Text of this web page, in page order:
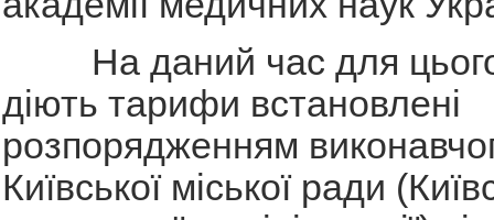
На даний час для цього
діють тарифи встановлені
розпорядженням
Київської міської ради